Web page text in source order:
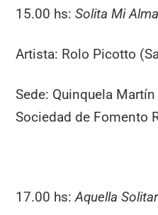
15.00 hs:Solita Mi Alma
Artista: Rolo Picotto
Sede: Quinquela
Sociedad de Fomento
17.00 hs:Aquella